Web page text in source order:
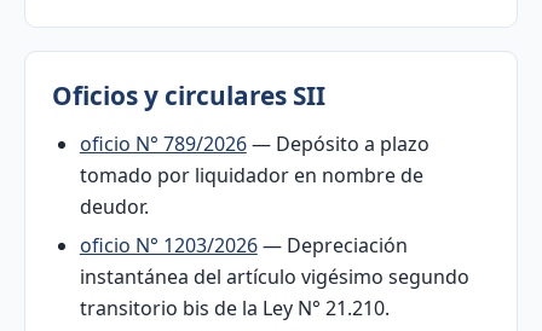
Oficios y circulares SII
oficio N° 789/2026— Depósito a plazo
tomado por liquidador en nombre de
deudor.
oficio N° 1203/2026— Depreciación
instantánea del artículo vigésimo segundo
transitorio bis de la Ley N° 21.210.